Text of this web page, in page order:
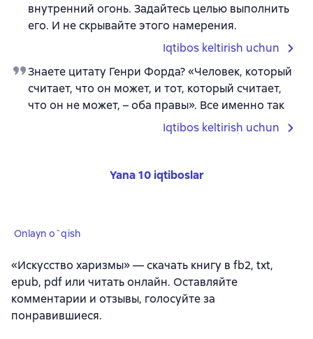
внутренний огонь. Задайтесь целью выполнить
его. И не скрывайте этого намерения.
Iqtibos keltirish uchun
Знаете цитату Генри Форда? «Человек, который
считает, что он может, и тот, который считает,
что он не может, – оба правы». Все именно так
Iqtibos keltirish uchun
Yana 10 iqtiboslar
Onlayn o`qish
«Искусство харизмы» — скачать книгу в fb2, txt,
epub, pdf или читать онлайн. Оставляйте
комментарии и отзывы, голосуйте за
понравившиеся.